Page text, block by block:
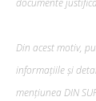
documente
Din acest motiv,
informațiile și
mențiunea DIN